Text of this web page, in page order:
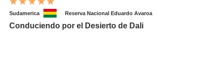
Sudamerica Reserva Nacional Eduardo Avaroa
Conduciendo por el Desierto de Dali